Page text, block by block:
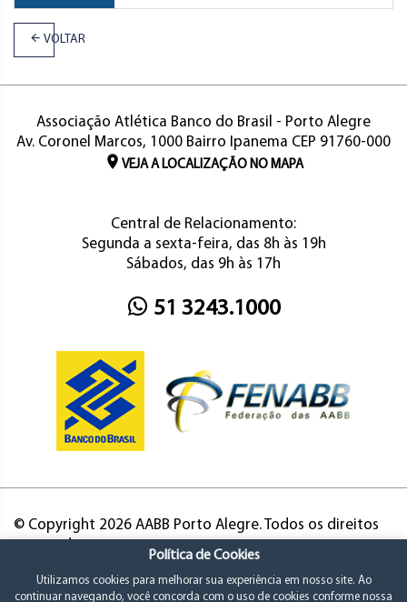
VOLTAR
Associação Atlética Banco do Brasil - Porto Alegre
Av. Coronel Marcos, 1000 Bairro Ipanema CEP 91760-000
VEJA A LOCALIZAÇÃO NO MAPA
Central de Relacionamento:
Segunda a sexta-feira, das 8h às 19h
Sábados, das 9h às 17h
51 3243.1000
© Copyright 2026 AABB Porto Alegre. Todos os direitos
Política de Cookies
Utilizamos cookies para melhorar sua experiência em nosso site. Ao
continuar navegando, você concorda com o uso de cookies conforme nossa